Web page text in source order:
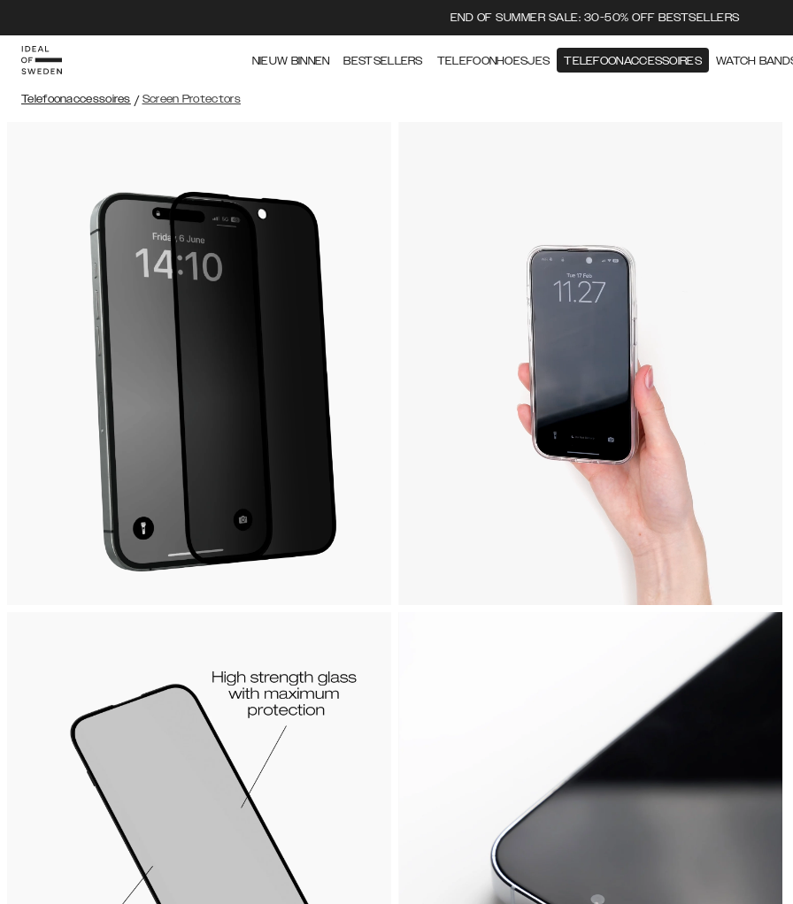
END OF SUMMER SALE: 30-50% OFF BESTSELLERS
NIEUW BINNEN BESTSELLERS TELEFOONHOESJES TELEFOONACCESSOIRES WATCH
Telefoonaccessoires / Screen Protectors